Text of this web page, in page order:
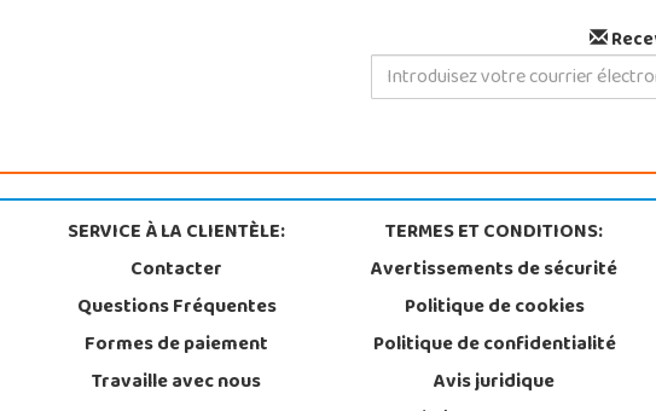
SERVICE À LA CLIENTÈLE:
Contacter
Questions Fréquentes
Formes de paiement
Travaille avec nous
TERMES ET CONDITIONS:
Avertissements de sécurité
Politique de cookies
Politique de confidentialité
Avis juridique